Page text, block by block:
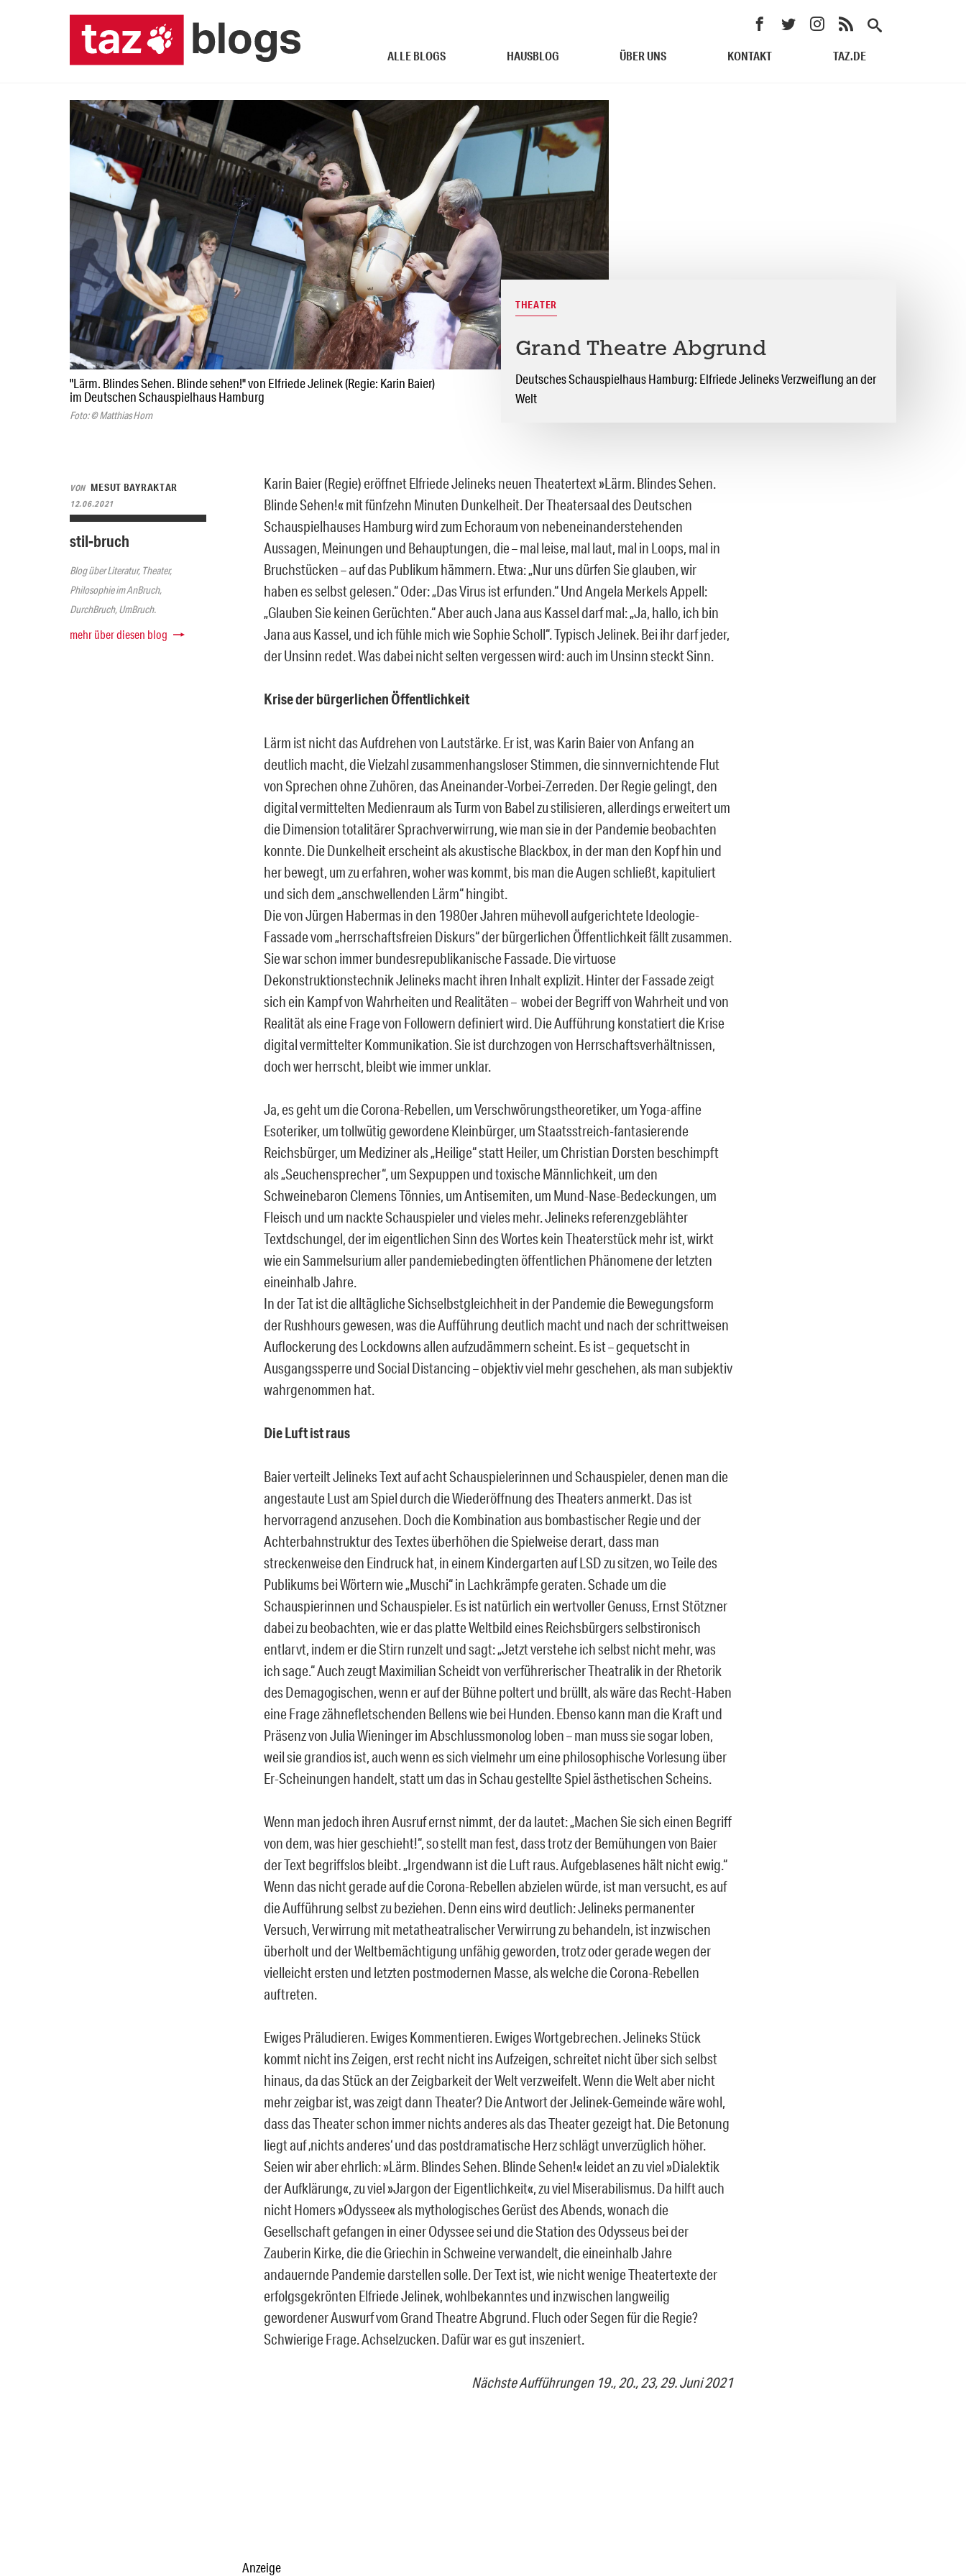
ALLE BLOGS HAUSBLOG ÜBER UNS KONTAKT TAZ.DE
"Lärm. Blindes Sehen. Blinde sehen!" von Elfriede Jelinek (Regie: Karin Baier)
im Deutschen Schauspielhaus Hamburg
Foto: © Matthias Horn
THEATER
Grand Theatre Abgrund
Deutsches Schauspielhaus Hamburg: Elfriede Jelineks Verzweiflung an der
Welt
VON MESUT BAYRAKTAR
12.06.2021
stil-bruch
Blog über Literatur, Theater,
Philosophie im AnBruch,
DurchBruch, UmBruch.
mehr über diesen blog
Karin Baier (Regie) eröffnet Elfriede Jelineks neuen Theatertext »Lärm. Blindes Sehen.
Blinde Sehen!« mit fünfzehn Minuten Dunkelheit. Der Theatersaal des Deutschen
Schauspielhauses Hamburg wird zum Echoraum von nebeneinanderstehenden
Aussagen, Meinungen und Behauptungen, die – mal leise, mal laut, mal in Loops, mal in
Bruchstücken – auf das Publikum hämmern. Etwa: „Nur uns dürfen Sie glauben, wir
haben es selbst gelesen.“ Oder: „Das Virus ist erfunden.“ Und Angela Merkels Appell:
„Glauben Sie keinen Gerüchten.“ Aber auch Jana aus Kassel darf mal: „Ja, hallo, ich bin
Jana aus Kassel, und ich fühle mich wie Sophie Scholl“. Typisch Jelinek. Bei ihr darf jeder,
der Unsinn redet. Was dabei nicht selten vergessen wird: auch im Unsinn steckt Sinn.
Krise der bürgerlichen Öffentlichkeit
Lärm ist nicht das Aufdrehen von Lautstärke. Er ist, was Karin Baier von Anfang an
deutlich macht, die Vielzahl zusammenhangsloser Stimmen, die sinnvernichtende Flut
von Sprechen ohne Zuhören, das Aneinander-Vorbei-Zerreden. Der Regie gelingt, den
digital vermittelten Medienraum als Turm von Babel zu stilisieren, allerdings erweitert um
die Dimension totalitärer Sprachverwirrung, wie man sie in der Pandemie beobachten
konnte. Die Dunkelheit erscheint als akustische Blackbox, in der man den Kopf hin und
her bewegt, um zu erfahren, woher was kommt, bis man die Augen schließt, kapituliert
und sich dem „anschwellenden Lärm“ hingibt.
Die von Jürgen Habermas in den 1980er Jahren mühevoll aufgerichtete Ideologie-
Fassade vom „herrschaftsfreien Diskurs“ der bürgerlichen Öffentlichkeit fällt zusammen.
Sie war schon immer bundesrepublikanische Fassade. Die virtuose
Dekonstruktionstechnik Jelineks macht ihren Inhalt explizit. Hinter der Fassade zeigt
sich ein Kampf von Wahrheiten und Realitäten – wobei der Begriff von Wahrheit und von
Realität als eine Frage von Followern definiert wird. Die Aufführung konstatiert die Krise
digital vermittelter Kommunikation. Sie ist durchzogen von Herrschaftsverhältnissen,
doch wer herrscht, bleibt wie immer unklar.
Ja, es geht um die Corona-Rebellen, um Verschwörungstheoretiker, um Yoga-affine
Esoteriker, um tollwütig gewordene Kleinbürger, um Staatsstreich-fantasierende
Reichsbürger, um Mediziner als „Heilige“ statt Heiler, um Christian Dorsten beschimpft
als „Seuchensprecher“, um Sexpuppen und toxische Männlichkeit, um den
Schweinebaron Clemens Tönnies, um Antisemiten, um Mund-Nase-Bedeckungen, um
Fleisch und um nackte Schauspieler und vieles mehr. Jelineks referenzgeblähter
Textdschungel, der im eigentlichen Sinn des Wortes kein Theaterstück mehr ist, wirkt
wie ein Sammelsurium aller pandemiebedingten öffentlichen Phänomene der letzten
eineinhalb Jahre.
In der Tat ist die alltägliche Sichselbstgleichheit in der Pandemie die Bewegungsform
der Rushhours gewesen, was die Aufführung deutlich macht und nach der schrittweisen
Auflockerung des Lockdowns allen aufzudämmern scheint. Es ist – gequetscht in
Ausgangssperre und Social Distancing – objektiv viel mehr geschehen, als man subjektiv
wahrgenommen hat.
Die Luft ist raus
Baier verteilt Jelineks Text auf acht Schauspielerinnen und Schauspieler, denen man die
angestaute Lust am Spiel durch die Wiederöffnung des Theaters anmerkt. Das ist
hervorragend anzusehen. Doch die Kombination aus bombastischer Regie und der
Achterbahnstruktur des Textes überhöhen die Spielweise derart, dass man
streckenweise den Eindruck hat, in einem Kindergarten auf LSD zu sitzen, wo Teile des
Publikums bei Wörtern wie „Muschi“ in Lachkrämpfe geraten. Schade um die
Schauspierinnen und Schauspieler. Es ist natürlich ein wertvoller Genuss, Ernst Stötzner
dabei zu beobachten, wie er das platte Weltbild eines Reichsbürgers selbstironisch
entlarvt, indem er die Stirn runzelt und sagt: „Jetzt verstehe ich selbst nicht mehr, was
ich sage.“ Auch zeugt Maximilian Scheidt von verführerischer Theatralik in der Rhetorik
des Demagogischen, wenn er auf der Bühne poltert und brüllt, als wäre das Recht-Haben
eine Frage zähnefletschenden Bellens wie bei Hunden. Ebenso kann man die Kraft und
Präsenz von Julia Wieninger im Abschlussmonolog loben – man muss sie sogar loben,
weil sie grandios ist, auch wenn es sich vielmehr um eine philosophische Vorlesung über
Er-Scheinungen handelt, statt um das in Schau gestellte Spiel ästhetischen Scheins.
Wenn man jedoch ihren Ausruf ernst nimmt, der da lautet: „Machen Sie sich einen Begriff
von dem, was hier geschieht!“, so stellt man fest, dass trotz der Bemühungen von Baier
der Text begriffslos bleibt. „Irgendwann ist die Luft raus. Aufgeblasenes hält nicht ewig.“
Wenn das nicht gerade auf die Corona-Rebellen abzielen würde, ist man versucht, es auf
die Aufführung selbst zu beziehen. Denn eins wird deutlich: Jelineks permanenter
Versuch, Verwirrung mit metatheatralischer Verwirrung zu behandeln, ist inzwischen
überholt und der Weltbemächtigung unfähig geworden, trotz oder gerade wegen der
vielleicht ersten und letzten postmodernen Masse, als welche die Corona-Rebellen
auftreten.
Ewiges Präludieren. Ewiges Kommentieren. Ewiges Wortgebrechen. Jelineks Stück
kommt nicht ins Zeigen, erst recht nicht ins Aufzeigen, schreitet nicht über sich selbst
hinaus, da das Stück an der Zeigbarkeit der Welt verzweifelt. Wenn die Welt aber nicht
mehr zeigbar ist, was zeigt dann Theater? Die Antwort der Jelinek-Gemeinde wäre wohl,
dass das Theater schon immer nichts anderes als das Theater gezeigt hat. Die Betonung
liegt auf ‚nichts anderes‘ und das postdramatische Herz schlägt unverzüglich höher.
Seien wir aber ehrlich: »Lärm. Blindes Sehen. Blinde Sehen!« leidet an zu viel »Dialektik
der Aufklärung«, zu viel »Jargon der Eigentlichkeit«, zu viel Miserabilismus. Da hilft auch
nicht Homers »Odyssee« als mythologisches Gerüst des Abends, wonach die
Gesellschaft gefangen in einer Odyssee sei und die Station des Odysseus bei der
Zauberin Kirke, die die Griechin in Schweine verwandelt, die eineinhalb Jahre
andauernde Pandemie darstellen solle. Der Text ist, wie nicht wenige Theatertexte der
erfolgsgekrönten Elfriede Jelinek, wohlbekanntes und inzwischen langweilig
gewordener Auswurf vom Grand Theatre Abgrund. Fluch oder Segen für die Regie?
Schwierige Frage. Achselzucken. Dafür war es gut inszeniert.
Nächste Aufführungen 19., 20., 23, 29. Juni 2021
Anzeige